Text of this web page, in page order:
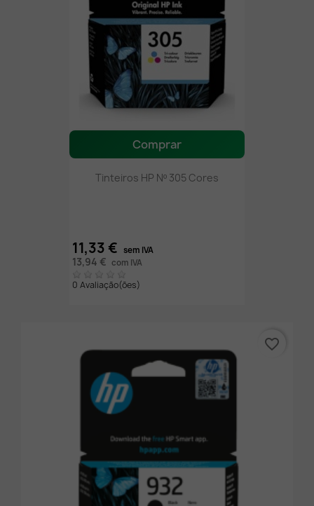
Comprar
Tinteiros HP Nº 305 Cores
11,33 € sem IVA
13,94 € com IVA
0 Avaliação(ões)
favorite_border